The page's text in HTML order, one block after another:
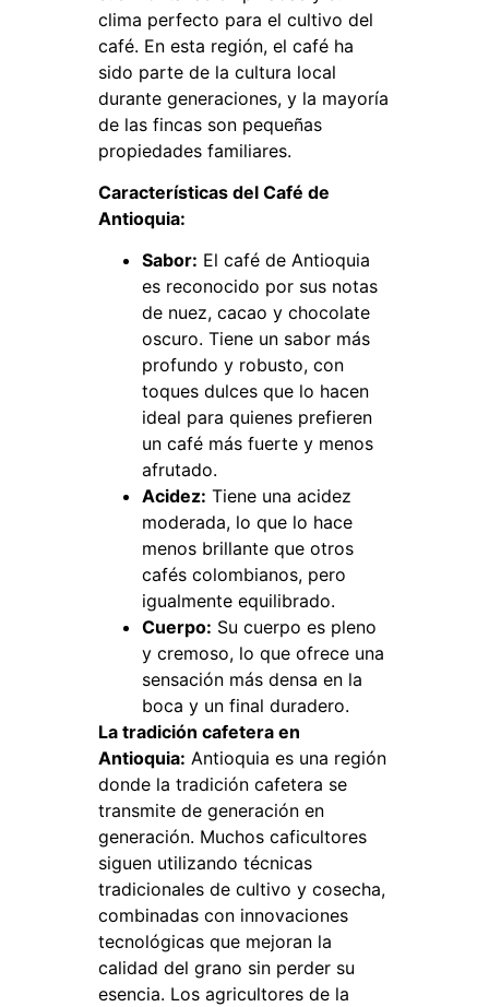
clima perfecto para el cultivo del
café. En esta región, el café ha
sido parte de la cultura local
durante generaciones, y la mayoría
de las fincas son pequeñas
propiedades familiares.
Características del Café de
Antioquia:
Sabor: El café de Antioquia
es reconocido por sus notas
de nuez, cacao y chocolate
oscuro. Tiene un sabor más
profundo y robusto, con
toques dulces que lo hacen
ideal para quienes prefieren
un café más fuerte y menos
afrutado.
Acidez: Tiene una acidez
moderada, lo que lo hace
menos brillante que otros
cafés colombianos, pero
igualmente equilibrado.
Cuerpo: Su cuerpo es pleno
y cremoso, lo que ofrece una
sensación más densa en la
boca y un final duradero.
La tradición cafetera en
Antioquia: Antioquia es una región
donde la tradición cafetera se
transmite de generación en
generación. Muchos caficultores
siguen utilizando técnicas
tradicionales de cultivo y cosecha,
combinadas con innovaciones
tecnológicas que mejoran la
calidad del grano sin perder su
esencia. Los agricultores de la